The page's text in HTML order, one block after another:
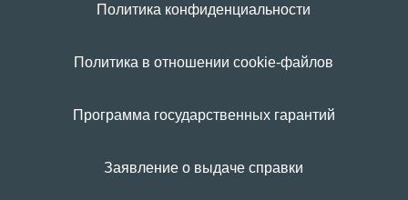
Политика конфиденциальности
Политика в отношении cookie-файлов
Программа государственных гарантий
Заявление о выдаче справки